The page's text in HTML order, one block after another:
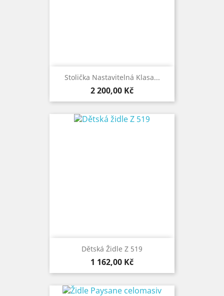
Stolička Nastavitelná Klasa...
Cena
2 200,00 Kč
Dětská Židle Z 519
Cena
1 162,00 Kč